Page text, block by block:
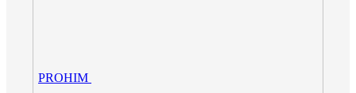
PROHIM